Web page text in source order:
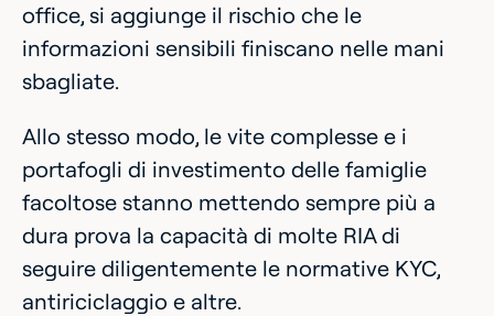
office, si aggiunge il rischio che le
informazioni sensibili finiscano nelle mani
sbagliate.
Allo stesso modo, le vite complesse e i
portafogli di investimento delle famiglie
facoltose stanno mettendo sempre più a
dura prova la capacità di molte RIA di
seguire diligentemente le normative KYC,
antiriciclaggio e altre.